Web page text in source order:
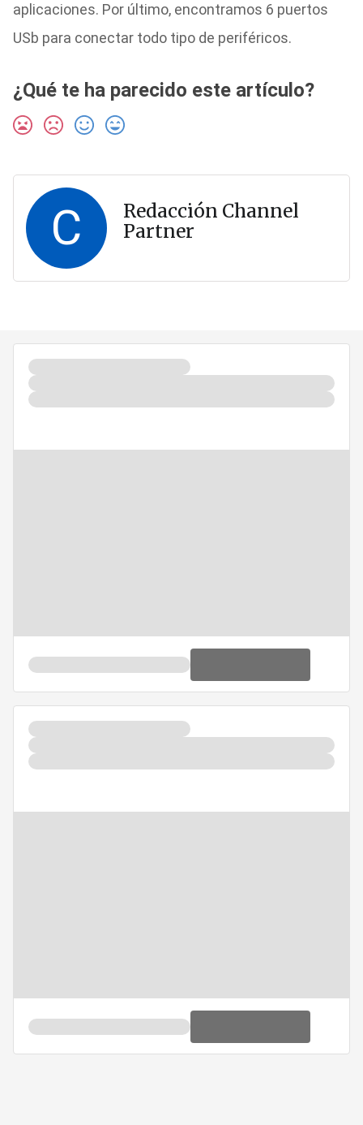
aplicaciones. Por último, encontramos 6 puertos
USb para conectar todo tipo de periféricos.
¿Qué te ha parecido este artículo?
C
Redacción Channel
Partner